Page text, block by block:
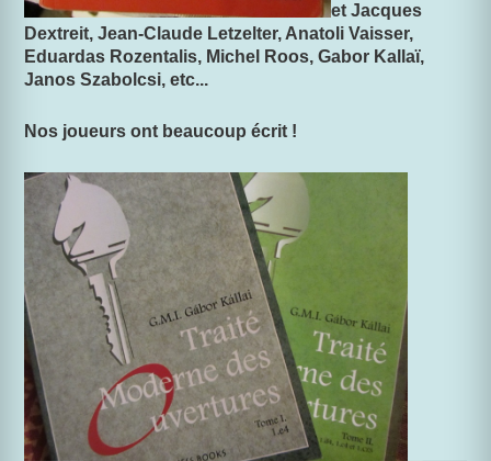
et Jacques
Dextreit, Jean-Claude Letzelter, Anatoli Vaisser,
Eduardas Rozentalis, Michel Roos, Gabor Kallaï,
Janos Szabolcsi, etc...
Nos joueurs ont beaucoup écrit !